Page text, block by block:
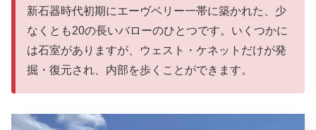
新石器時代初期にエーヴベリー一帯に築かれた、少
なくとも20の長いバローのひとつです。いくつかに
は石室がありますが、ウェスト・ケネットだけが発
掘・復元され、内部を歩くことができます。